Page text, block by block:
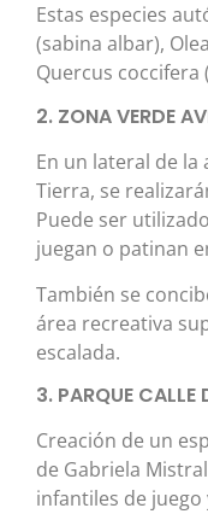
Estas especies
(sabina albar),
Quercus coccifera
2. ZONA VERDE
En un lateral de la
Tierra, se
Puede ser
juegan o patinan
También se
área recreativa
escalada.
3. PARQUE CALLE
Creación de un
de Gabriela
infantiles de